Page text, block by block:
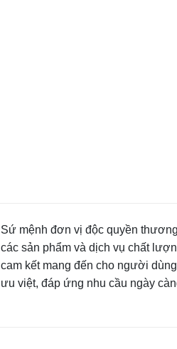
Sứ mệnh đơn vị độc quyền
các sản phẩm và dịch vụ chất
cam kết mang đến cho người
ưu việt, đáp ứng nhu cầu ngày